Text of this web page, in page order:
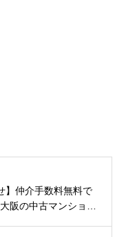
】仲介手数料無料で
阪の中古マンション